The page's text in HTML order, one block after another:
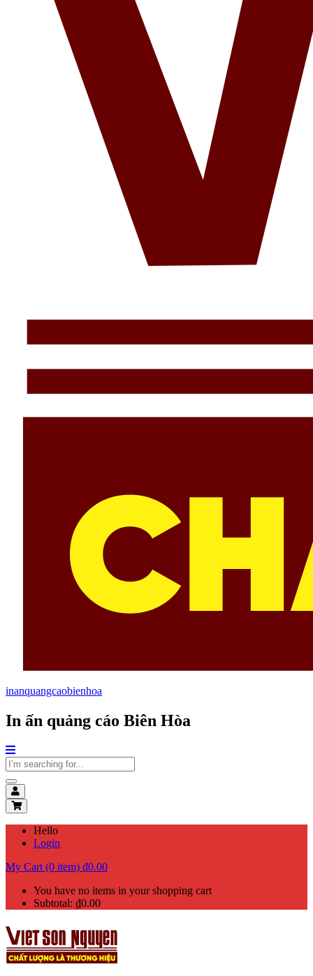
inanquangcaobienhoa
In ấn quảng cáo Biên Hòa
Hello
Login
My Cart (0 item) ₫0.00
You have no items in your shopping cart
Subtotal: ₫0.00